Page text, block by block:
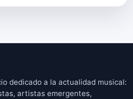
dedicado a la actualidad musical:
artistas emergentes,